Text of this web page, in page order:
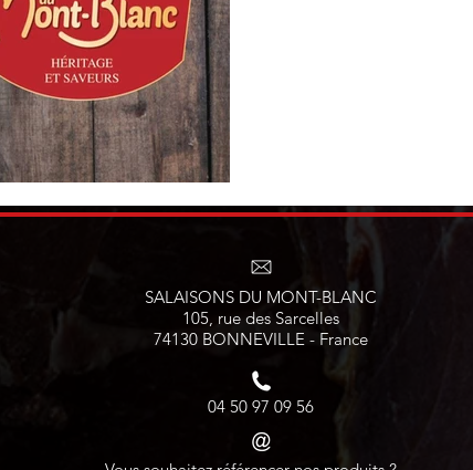
SALAISONS DU MONT-BLANC
105, rue des Sarcelles
74130 BONNEVILLE - France
04 50 97 09 56